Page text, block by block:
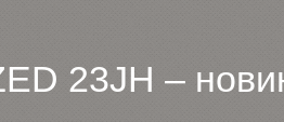
23JH –